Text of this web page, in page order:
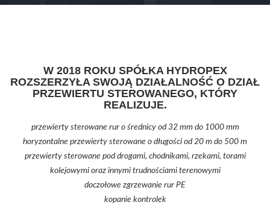
W 2018 ROKU SPÓŁKA HYDROPEX
ROZSZERZYŁA SWOJĄ DZIAŁALNOŚĆ O DZIAŁ
PRZEWIERTU STEROWANEGO, KTÓRY
REALIZUJE.
przewierty sterowane rur o średnicy od 32 mm do 1000 mm
horyzontalne przewierty sterowane o długości od 20 m do 500 m
przewierty sterowane pod drogami, chodnikami, rzekami, torami
kolejowymi oraz innymi trudnościami terenowymi
doczołowe zgrzewanie rur PE
kopanie kontrolek